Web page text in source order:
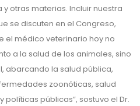
otras materias. Incluir nuestra
se discuten en el Congreso,
el médico veterinario hoy no
a la salud de los animales, sino
abarcando la salud pública,
zoonóticas, salud
públicas”, sostuvo el Dr.